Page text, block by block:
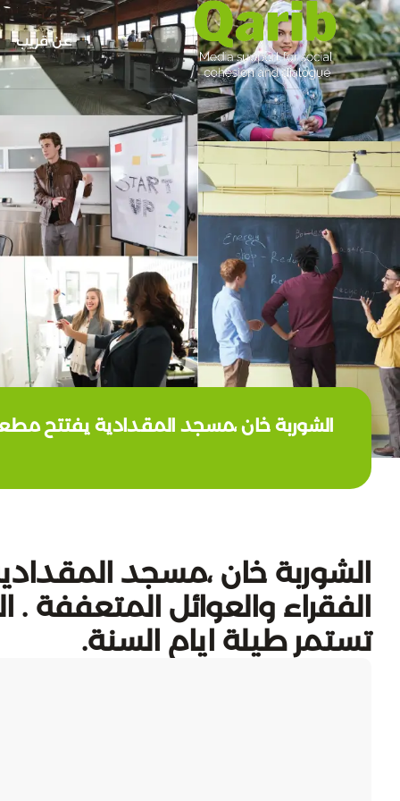
عن قريب
الشوربة خان ،مسجد المقدادية يفتتح
الشوربة خان ،مسجد
الفقراء والعوائل
تستمر طيلة ايام السنة.